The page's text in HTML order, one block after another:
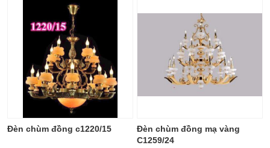
Đèn chùm đồng c1220/15
Đèn chùm đồng mạ vàng
C1259/24